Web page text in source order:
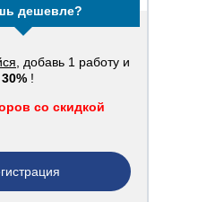
дешевле?
, добавь 1 работу и
30% !
со скидкой